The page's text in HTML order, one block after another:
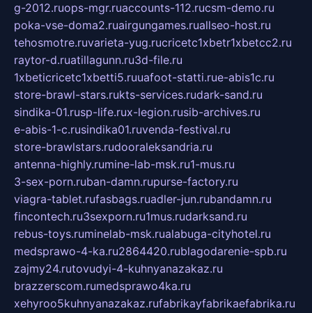
g-2012.ruops-mgr.ruaccounts-112.rucsm-demo.ru
poka-vse-doma2.ruairgungames.ruallseo-host.ru
tehosmotre.ruvarieta-yug.rucricetc1xbetr1xbetcc2.ru
raytor-d.ruatillagunn.ru3d-file.ru
1xbeticricetc1xbetti5.ruuafoot-statti.rue-abis1c.ru
store-brawl-stars.rukts-services.rudark-sand.ru
sindika-01.rusp-life.rux-legion.rusib-archives.ru
e-abis-1-c.rusindika01.ruvenda-festival.ru
store-brawlstars.rudooraleksandria.ru
antenna-highly.rumine-lab-msk.ru1-mus.ru
3-sex-porn.ruban-damn.rupurse-factory.ru
viagra-tablet.rufasbags.ruadler-jun.rubandamn.ru
fincontech.ru3sexporn.ru1mus.rudarksand.ru
rebus-toys.ruminelab-msk.rualabuga-cityhotel.ru
medsprawo-4-ka.ru2864420.rublagodarenie-spb.ru
zajmy24.rutovudyi-4-kuhnyanazakaz.ru
brazzerscom.rumedsprawo4ka.ru
xehyroo5kuhnyanazakaz.rufabrikayfabrikaefabrika.ru